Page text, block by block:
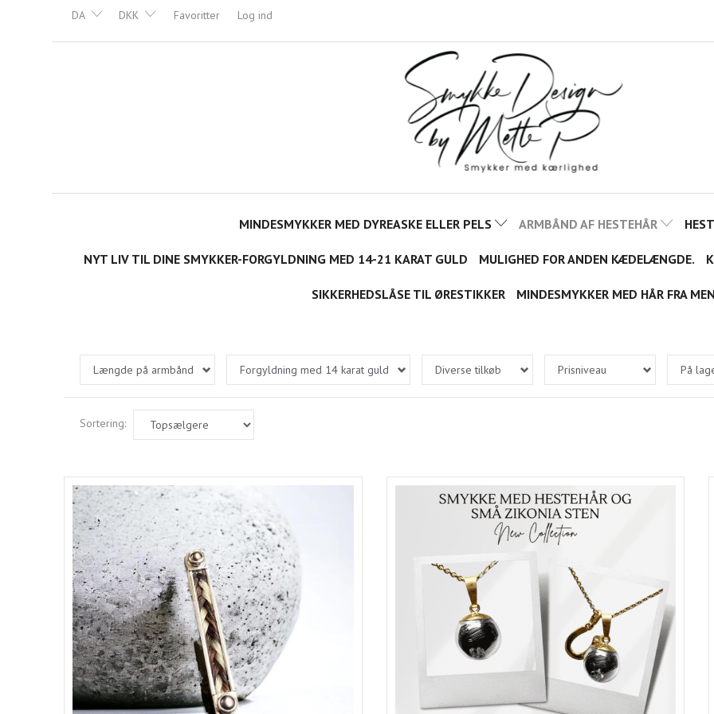
DA DKK Favoritter Log ind
MINDESMYKKER MED DYREASKE ELLER PELS ARMBÅND AF HESTEHÅR
NYT LIV TIL DINE SMYKKER-FORGYLDNING MED 14-21 KARAT GULD MULIGHED FOR ANDEN KÆDELÆNGDE.
SIKKERHEDSLÅSE TIL ØRESTIKKER MINDESMYKKER MED HÅR FRA
Længde på armbånd Forgyldning med 14 karat guld Diverse tilkøb Prisniveau På
Sortering: